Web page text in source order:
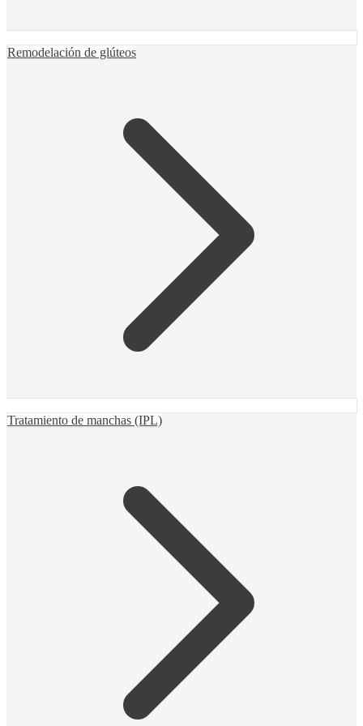
Remodelación de glúteos
Tratamiento de manchas (IPL)